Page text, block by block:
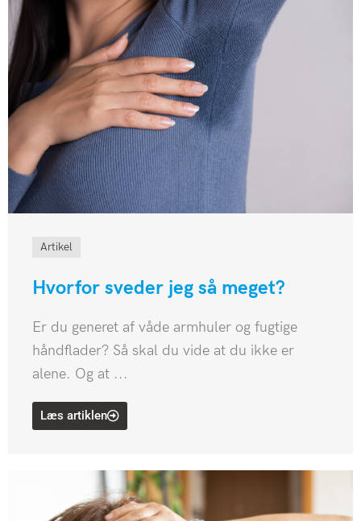
Artikel
Hvorfor sveder jeg så meget?
Er du generet af våde armhuler og fugtige
håndflader? Så skal du vide at du ikke er
alene. Og at ...
Læs artiklen